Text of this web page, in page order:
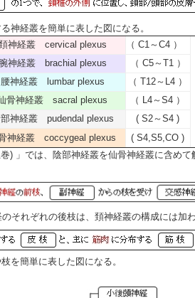
神経叢を簡単に表した図になる。
神経叢 cervical plexus
（ C1～C4 ）
腕神経叢 brachial plexus
（ C5～T1 ）
腰神経叢lumbar plexus
（ T12～L4 ）
骨神経叢sacral plexus
（ L4～S4 ）
部神経叢 pudendal plexus
( S2～S4 )
神経叢coccygeal plexus
( S4,S5,CO )
)」では、陰部神経叢を仙骨神経叢に含めて
それぞれの後枝は、頚神経叢の構成には加
を簡単に表した図になる。